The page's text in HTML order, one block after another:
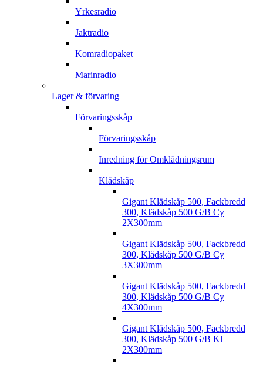
Yrkesradio
Jaktradio
Komradiopaket
Marinradio
Lager & förvaring
Förvaringsskåp
Förvaringsskåp
Inredning för Omklädningsrum
Klädskåp
Gigant Klädskåp 500, Fackbredd
300, Klädskåp 500 G/B Cy
2X300mm
Gigant Klädskåp 500, Fackbredd
300, Klädskåp 500 G/B Cy
3X300mm
Gigant Klädskåp 500, Fackbredd
300, Klädskåp 500 G/B Cy
4X300mm
Gigant Klädskåp 500, Fackbredd
300, Klädskåp 500 G/B Kl
2X300mm